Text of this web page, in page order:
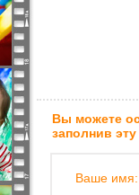
Вы можете
заполнив
Ваше имя: